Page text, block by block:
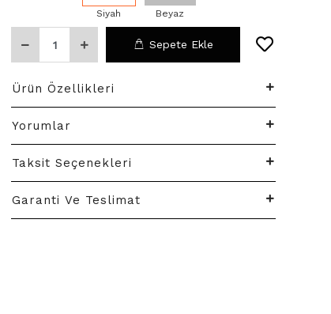
Siyah Beyaz
Sepete Ekle
Ürün Özellikleri
Yorumlar
Taksit Seçenekleri
Garanti Ve Teslimat